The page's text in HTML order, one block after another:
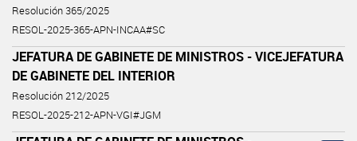
Resolución 365/2025
RESOL-2025-365-APN-INCAA#SC
JEFATURA DE GABINETE DE MINISTROS - VICEJEFATURA
DE GABINETE DEL INTERIOR
Resolución 212/2025
RESOL-2025-212-APN-VGI#JGM